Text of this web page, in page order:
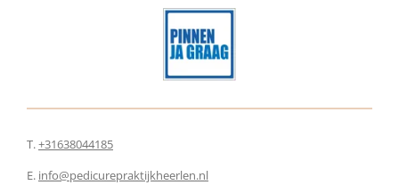
T.+31638044185
E. info@pedicurepraktijkheerlen.nl